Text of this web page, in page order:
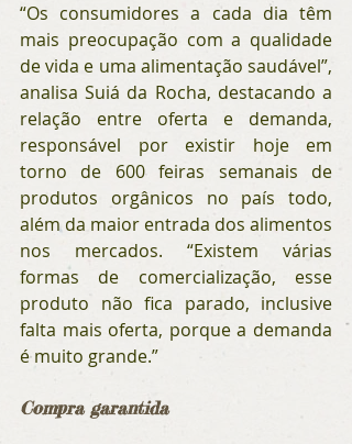
“Os consumidores a cada dia têm
mais preocupação com a qualidade
de vida e uma alimentação saudável”,
analisa Suiá da Rocha, destacando a
relação entre oferta e demanda,
responsável por existir hoje em
torno de 600 feiras semanais de
produtos orgânicos no país todo,
além da maior entrada dos alimentos
nos mercados. “Existem várias
formas de comercialização, esse
produto não fica parado, inclusive
falta mais oferta, porque a demanda
é muito grande.”
Compra garantida